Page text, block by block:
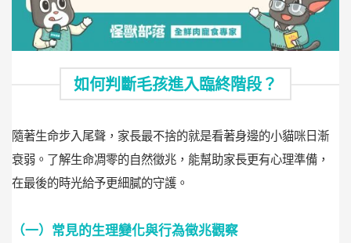
如何判斷毛孩進入臨終階段？
隨著生命步入尾聲，家長最不捨的就是看著身邊的小貓咪日漸
衰弱。了解生命凋零的自然徵兆，能幫助家長更有心理準備，
在最後的時光給予更細膩的守護。
（一）常見的生理變化與行為徵兆觀察